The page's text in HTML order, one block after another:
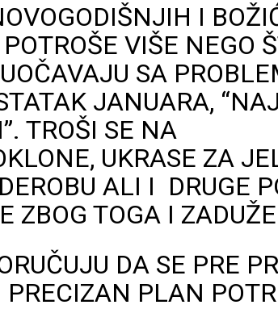
I
VIŠE NEGO
SA
JANUARA,
TROŠI SE NA
UKRASE ZA
ALI I DRUGE
ZBOG TOGA I
DA SE PRE
PLAN